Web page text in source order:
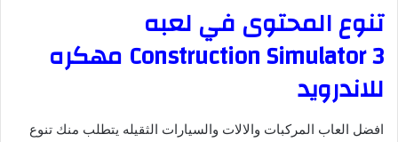
تنوع المحتوى في لعبه
Construction Simulator 3 مهكره
للاندرويد
افضل العاب المركبات والالات والسيارات الثقيله يتطلب منك تنوع